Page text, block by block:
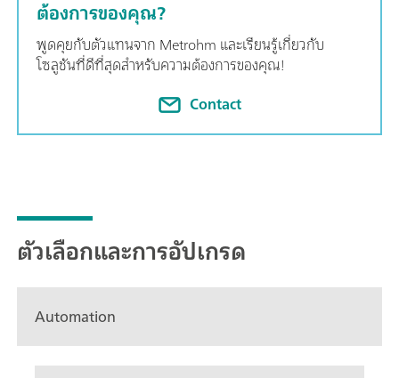
ต้องการของคุณ?
พูดคุยกับตัวแทนจาก Metrohm และเรียนรู้เกี่ยวกับ
โซลูชันที่ดีที่สุดสำหรับความต้องการของคุณ!
Contact
ตัวเลือกและการอัปเกรด
Automation